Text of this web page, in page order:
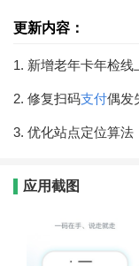
更新内容：
1. 新增老年卡年检线
2. 修复扫码支付偶发
3. 优化站点定位算法
应用截图